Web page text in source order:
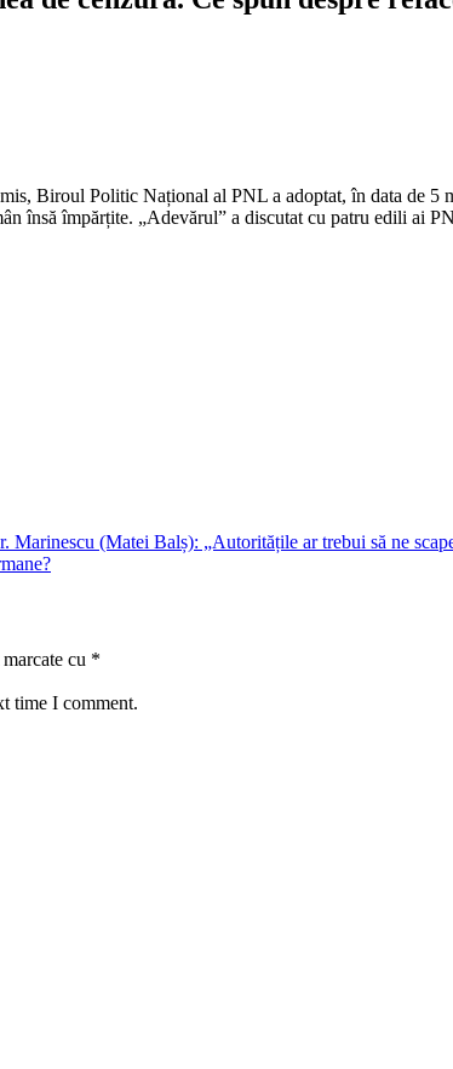
Biroul Politic Național al PNL a adoptat, în data de 5
însă împărțite. „Adevărul” a discutat cu patru edili ai
Marinescu (Matei Balș): „Autoritățile ar trebui să ne
cu *
time I comment.